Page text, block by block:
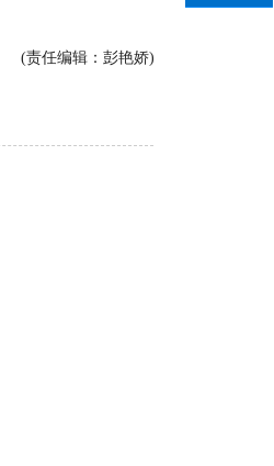
(责任编辑：彭艳娇)